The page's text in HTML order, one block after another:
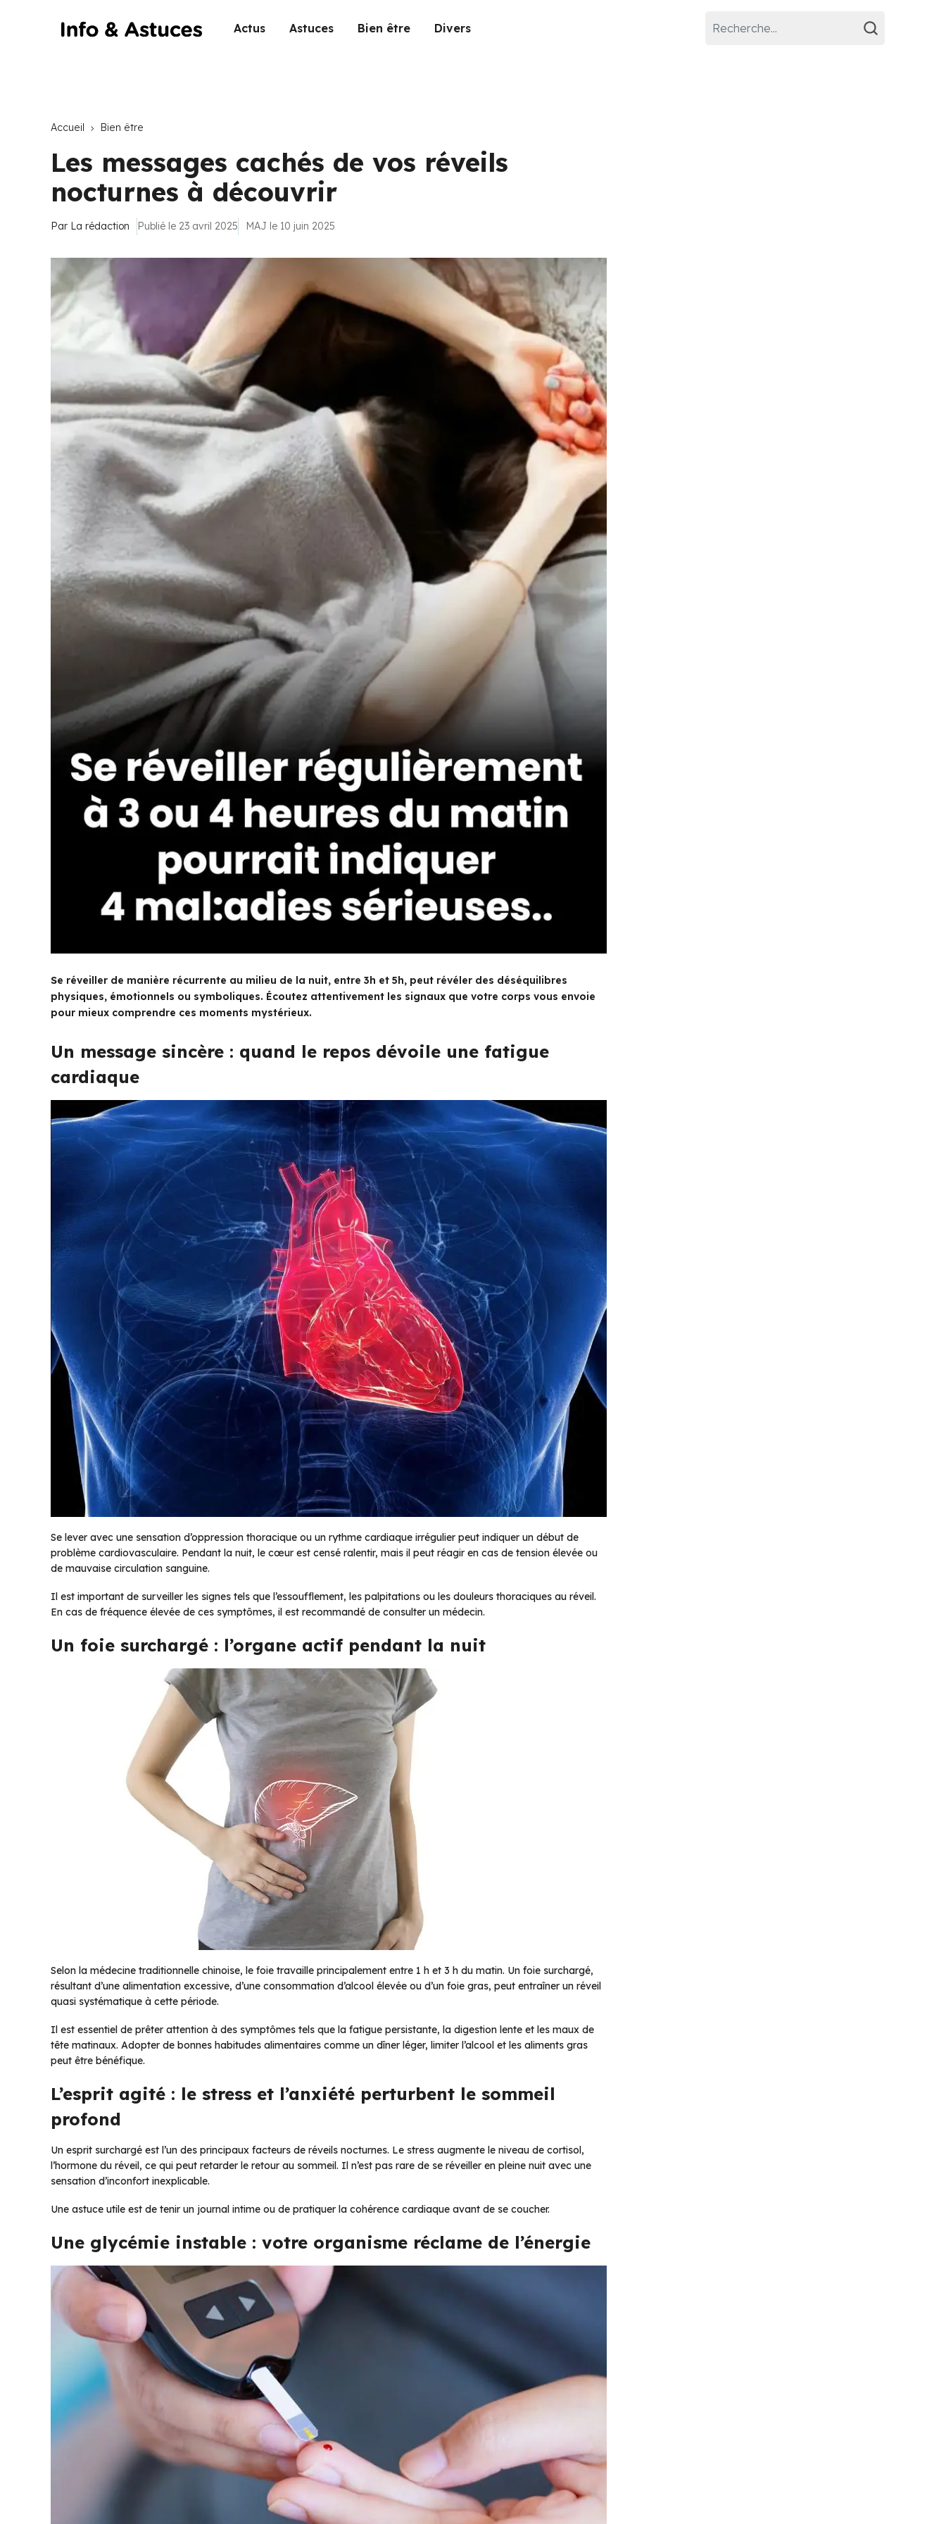
Actus Astuces Bien être Divers
Accueil Bien être
Les messages cachés de vos réveils
nocturnes à découvrir
Par La rédaction Publié le 23 avril 2025 MAJ le 10 juin 2025
Se réveiller de manière récurrente au milieu de la nuit, entre 3h et 5h, peut révéler des déséquilibres
physiques, émotionnels ou symboliques. Écoutez attentivement les signaux que votre corps vous envoie
pour mieux comprendre ces moments mystérieux.
Un message sincère : quand le repos dévoile une fatigue
cardiaque
Se lever avec une sensation d’oppression thoracique ou un rythme cardiaque irrégulier peut indiquer un début de
problème cardiovasculaire. Pendant la nuit, le cœur est censé ralentir, mais il peut réagir en cas de tension élevée ou
de mauvaise circulation sanguine.
Il est important de surveiller les signes tels que l’essoufflement, les palpitations ou les douleurs thoraciques au réveil.
En cas de fréquence élevée de ces symptômes, il est recommandé de consulter un médecin.
Un foie surchargé : l’organe actif pendant la nuit
Selon la médecine traditionnelle chinoise, le foie travaille principalement entre 1 h et 3 h du matin. Un foie surchargé,
résultant d’une alimentation excessive, d’une consommation d’alcool élevée ou d’un foie gras, peut entraîner un réveil
quasi systématique à cette période.
Il est essentiel de prêter attention à des symptômes tels que la fatigue persistante, la digestion lente et les maux de
tête matinaux. Adopter de bonnes habitudes alimentaires comme un dîner léger, limiter l’alcool et les aliments gras
peut être bénéfique.
L’esprit agité : le stress et l’anxiété perturbent le sommeil
profond
Un esprit surchargé est l’un des principaux facteurs de réveils nocturnes. Le stress augmente le niveau de cortisol,
l’hormone du réveil, ce qui peut retarder le retour au sommeil. Il n’est pas rare de se réveiller en pleine nuit avec une
sensation d’inconfort inexplicable.
Une astuce utile est de tenir un journal intime ou de pratiquer la cohérence cardiaque avant de se coucher.
Une glycémie instable : votre organisme réclame de l’énergie